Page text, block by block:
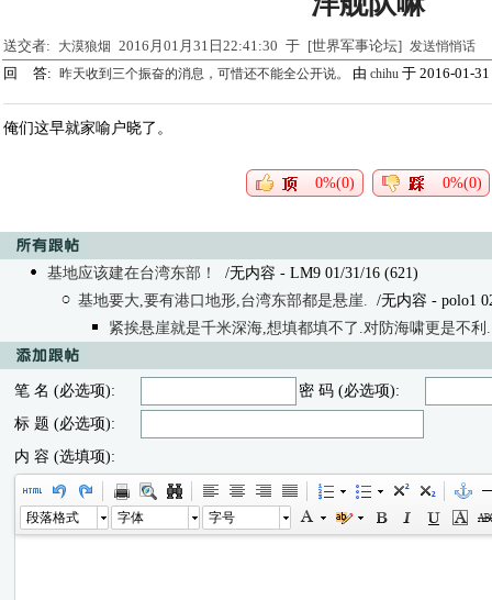
送交者: 大漠狼烟 2016月01月31日22:41:30 于 [世界军事论坛] 发送悄悄话
回 答: 昨天收到三个振奋的消息，可惜还不能全公开说。 由 chihu 于 2016-01-
俺们这早就家喻户晓了。
0%(0) 0%(0)
基地应该建在台湾东部！
/无内容 - LM9 01/31/16 (621)
基地要大,要有港口地形,台湾东部都是悬崖. /无内容 - polo1
紧挨悬崖就是千米深海,想填都填不了.对防海啸更是不利.
笔 名 (必选项):
密 码 (必选项):
标 题 (必选项):
内 容 (选填项):
段落格式 字体 字号